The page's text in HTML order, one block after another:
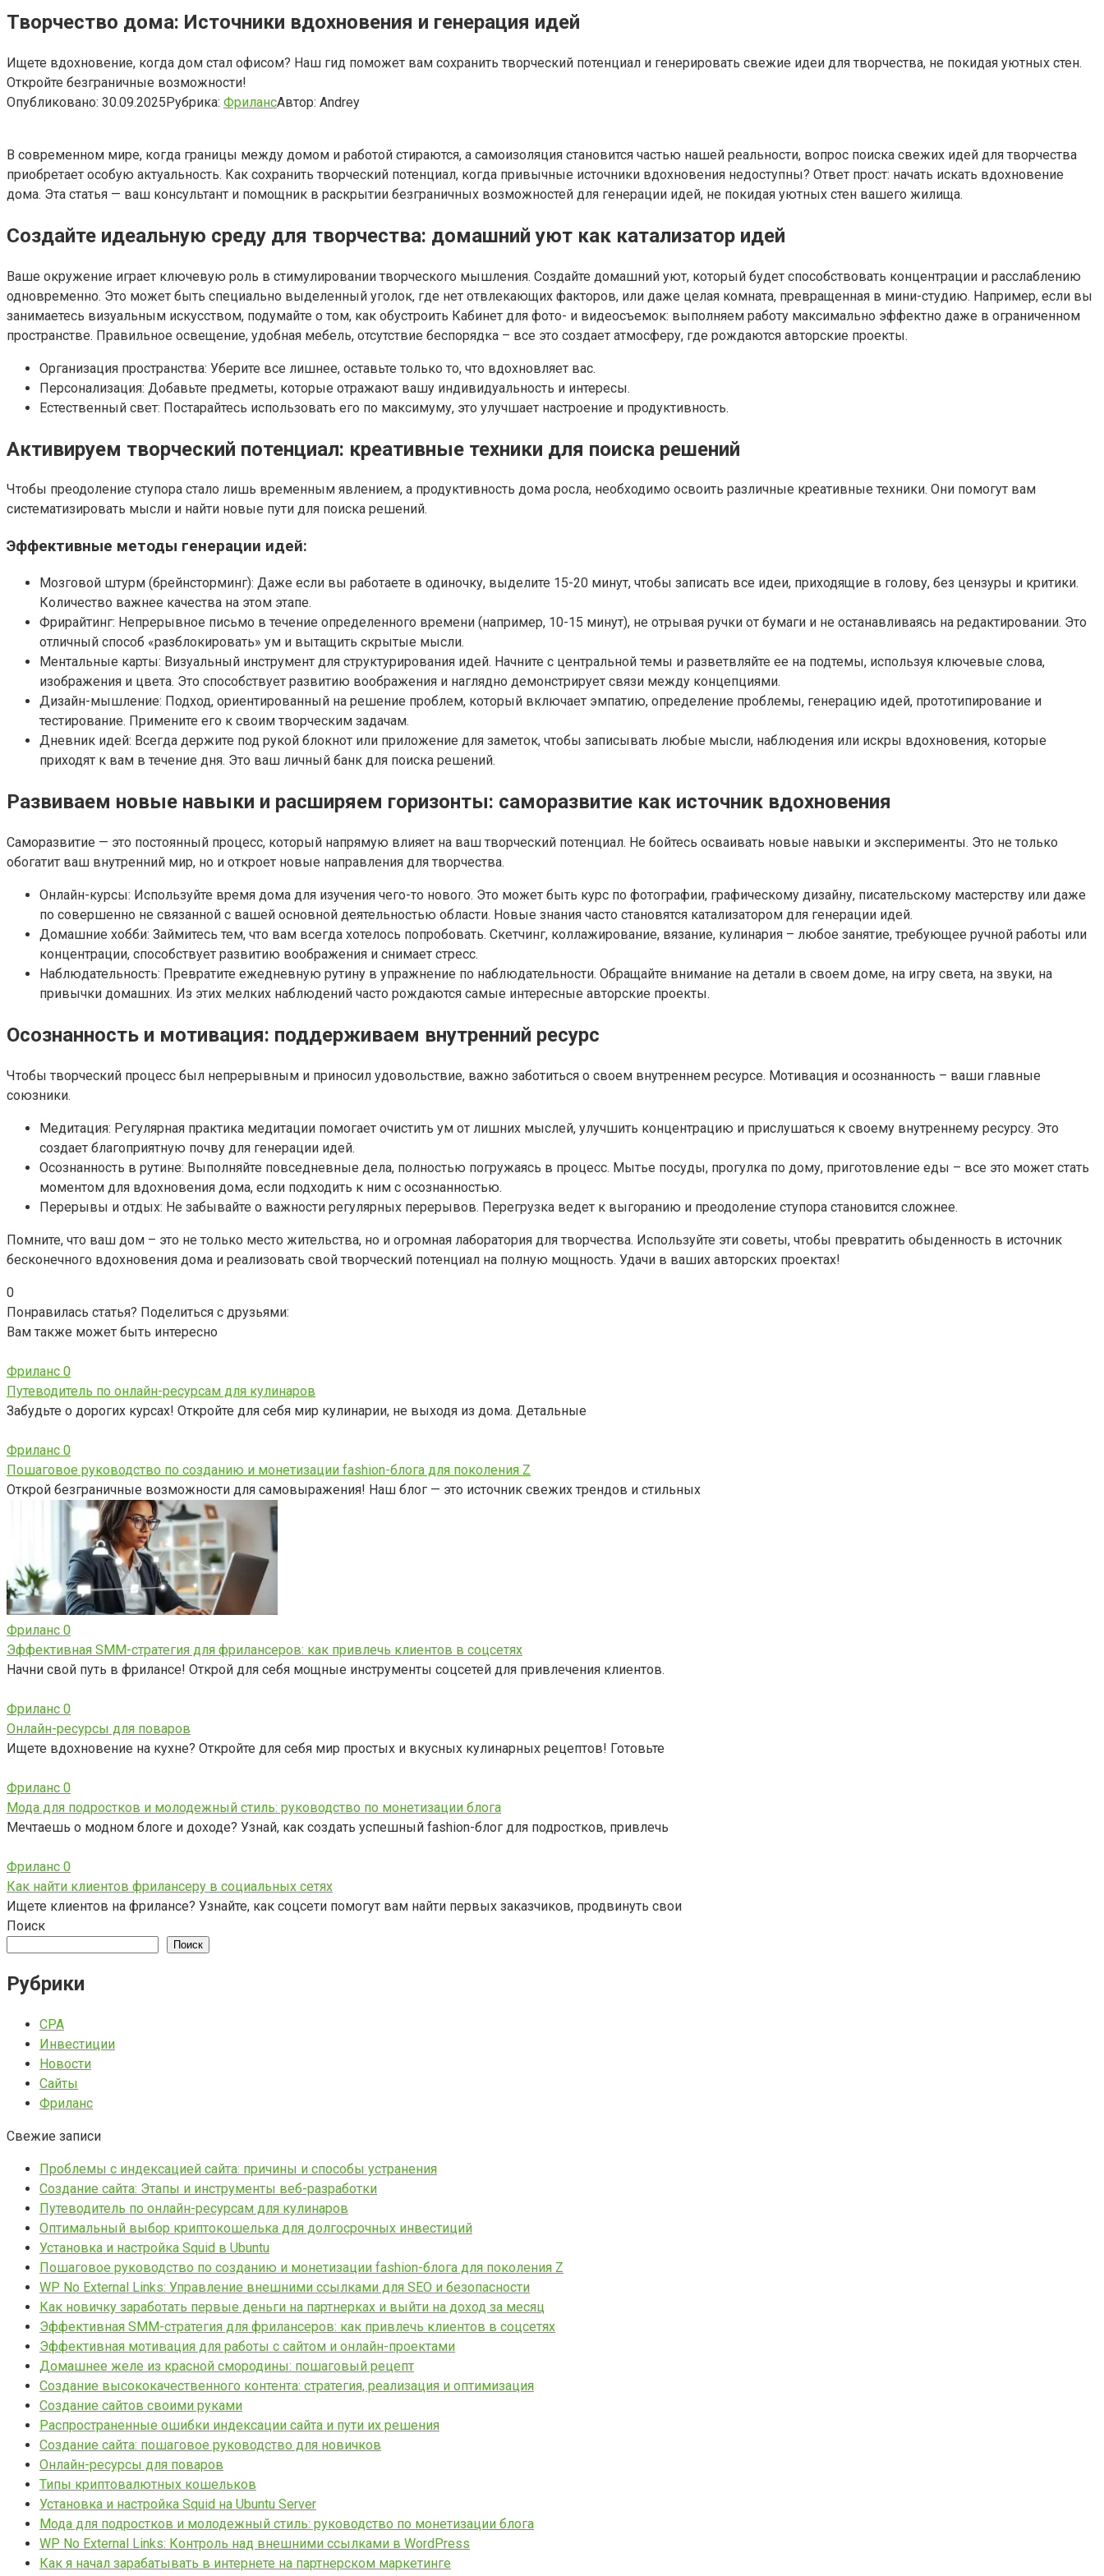
Творчество дома: Источники вдохновения и генерация идей
Ищете вдохновение, когда дом стал офисом? Наш гид поможет вам сохранить творческий потенциал и генерировать свежие идеи для творчества, не покидая уютных стен.
Откройте безграничные возможности!
Опубликовано: 30.09.2025Рубрика: ФрилансАвтор: Andrey
В современном мире, когда границы между домом и работой стираются, а самоизоляция становится частью нашей реальности, вопрос поиска свежих идей для творчества
приобретает особую актуальность. Как сохранить творческий потенциал, когда привычные источники вдохновения недоступны? Ответ прост: начать искать вдохновение
дома. Эта статья — ваш консультант и помощник в раскрытии безграничных возможностей для генерации идей, не покидая уютных стен вашего жилища.
Создайте идеальную среду для творчества: домашний уют как катализатор идей
Ваше окружение играет ключевую роль в стимулировании творческого мышления. Создайте домашний уют, который будет способствовать концентрации и расслаблению
одновременно. Это может быть специально выделенный уголок, где нет отвлекающих факторов, или даже целая комната, превращенная в мини-студию. Например, если вы
занимаетесь визуальным искусством, подумайте о том, как обустроить Кабинет для фото- и видеосъемок: выполняем работу максимально эффектно даже в ограниченном
пространстве. Правильное освещение, удобная мебель, отсутствие беспорядка – все это создает атмосферу, где рождаются авторские проекты.
Организация пространства: Уберите все лишнее, оставьте только то, что вдохновляет вас.
Персонализация: Добавьте предметы, которые отражают вашу индивидуальность и интересы.
Естественный свет: Постарайтесь использовать его по максимуму, это улучшает настроение и продуктивность.
Активируем творческий потенциал: креативные техники для поиска решений
Чтобы преодоление ступора стало лишь временным явлением, а продуктивность дома росла, необходимо освоить различные креативные техники. Они помогут вам
систематизировать мысли и найти новые пути для поиска решений.
Эффективные методы генерации идей:
Мозговой штурм (брейнсторминг): Даже если вы работаете в одиночку, выделите 15-20 минут, чтобы записать все идеи, приходящие в голову, без цензуры и критики.
Количество важнее качества на этом этапе.
Фрирайтинг: Непрерывное письмо в течение определенного времени (например, 10-15 минут), не отрывая ручки от бумаги и не останавливаясь на редактировании. Это
отличный способ «разблокировать» ум и вытащить скрытые мысли.
Ментальные карты: Визуальный инструмент для структурирования идей. Начните с центральной темы и разветвляйте ее на подтемы, используя ключевые слова,
изображения и цвета. Это способствует развитию воображения и наглядно демонстрирует связи между концепциями.
Дизайн-мышление: Подход, ориентированный на решение проблем, который включает эмпатию, определение проблемы, генерацию идей, прототипирование и
тестирование. Примените его к своим творческим задачам.
Дневник идей: Всегда держите под рукой блокнот или приложение для заметок, чтобы записывать любые мысли, наблюдения или искры вдохновения, которые
приходят к вам в течение дня. Это ваш личный банк для поиска решений.
Развиваем новые навыки и расширяем горизонты: саморазвитие как источник вдохновения
Саморазвитие — это постоянный процесс, который напрямую влияет на ваш творческий потенциал. Не бойтесь осваивать новые навыки и эксперименты. Это не только
обогатит ваш внутренний мир, но и откроет новые направления для творчества.
Онлайн-курсы: Используйте время дома для изучения чего-то нового. Это может быть курс по фотографии, графическому дизайну, писательскому мастерству или даже
по совершенно не связанной с вашей основной деятельностью области. Новые знания часто становятся катализатором для генерации идей.
Домашние хобби: Займитесь тем, что вам всегда хотелось попробовать. Скетчинг, коллажирование, вязание, кулинария – любое занятие, требующее ручной работы или
концентрации, способствует развитию воображения и снимает стресс.
Наблюдательность: Превратите ежедневную рутину в упражнение по наблюдательности. Обращайте внимание на детали в своем доме, на игру света, на звуки, на
привычки домашних. Из этих мелких наблюдений часто рождаются самые интересные авторские проекты.
Осознанность и мотивация: поддерживаем внутренний ресурс
Чтобы творческий процесс был непрерывным и приносил удовольствие, важно заботиться о своем внутреннем ресурсе. Мотивация и осознанность – ваши главные
союзники.
Медитация: Регулярная практика медитации помогает очистить ум от лишних мыслей, улучшить концентрацию и прислушаться к своему внутреннему ресурсу. Это
создает благоприятную почву для генерации идей.
Осознанность в рутине: Выполняйте повседневные дела, полностью погружаясь в процесс. Мытье посуды, прогулка по дому, приготовление еды – все это может стать
моментом для вдохновения дома, если подходить к ним с осознанностью.
Перерывы и отдых: Не забывайте о важности регулярных перерывов. Перегрузка ведет к выгоранию и преодоление ступора становится сложнее.
Помните, что ваш дом – это не только место жительства, но и огромная лаборатория для творчества. Используйте эти советы, чтобы превратить обыденность в источник
бесконечного вдохновения дома и реализовать свой творческий потенциал на полную мощность. Удачи в ваших авторских проектах!
0
Понравилась статья? Поделиться с друзьями:
Вам также может быть интересно
Фриланс 0
Путеводитель по онлайн-ресурсам для кулинаров
Забудьте о дорогих курсах! Откройте для себя мир кулинарии, не выходя из дома. Детальные
Фриланс 0
Пошаговое руководство по созданию и монетизации fashion-блога для поколения Z
Открой безграничные возможности для самовыражения! Наш блог — это источник свежих трендов и стильных
Фриланс 0
Эффективная SMM-стратегия для фрилансеров: как привлечь клиентов в соцсетях
Начни свой путь в фрилансе! Открой для себя мощные инструменты соцсетей для привлечения клиентов.
Фриланс 0
Онлайн-ресурсы для поваров
Ищете вдохновение на кухне? Откройте для себя мир простых и вкусных кулинарных рецептов! Готовьте
Фриланс 0
Мода для подростков и молодежный стиль: руководство по монетизации блога
Мечтаешь о модном блоге и доходе? Узнай, как создать успешный fashion-блог для подростков, привлечь
Фриланс 0
Как найти клиентов фрилансеру в социальных сетях
Ищете клиентов на фрилансе? Узнайте, как соцсети помогут вам найти первых заказчиков, продвинуть свои
Поиск
Поиск
Рубрики
CPA
Инвестиции
Новости
Сайты
Фриланс
Свежие записи
Проблемы с индексацией сайта: причины и способы устранения
Создание сайта: Этапы и инструменты веб-разработки
Путеводитель по онлайн-ресурсам для кулинаров
Оптимальный выбор криптокошелька для долгосрочных инвестиций
Установка и настройка Squid в Ubuntu
Пошаговое руководство по созданию и монетизации fashion-блога для поколения Z
WP No External Links: Управление внешними ссылками для SEO и безопасности
Как новичку заработать первые деньги на партнерках и выйти на доход за месяц
Эффективная SMM-стратегия для фрилансеров: как привлечь клиентов в соцсетях
Эффективная мотивация для работы с сайтом и онлайн-проектами
Домашнее желе из красной смородины: пошаговый рецепт
Создание высококачественного контента: стратегия, реализация и оптимизация
Создание сайтов своими руками
Распространенные ошибки индексации сайта и пути их решения
Создание сайта: пошаговое руководство для новичков
Онлайн-ресурсы для поваров
Типы криптовалютных кошельков
Установка и настройка Squid на Ubuntu Server
Мода для подростков и молодежный стиль: руководство по монетизации блога
WP No External Links: Контроль над внешними ссылками в WordPress
Как я начал зарабатывать в интернете на партнерском маркетинге